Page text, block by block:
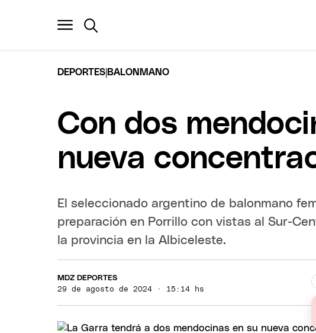
DEPORTES BALONMANO
Con dos
nueva
El seleccionado argentino de balonmano
preparación en Porrillo con vistas al Sur-
la provincia en la Albiceleste.
MDZ DEPORTES
29 de agosto de 2024 · 15:14 hs